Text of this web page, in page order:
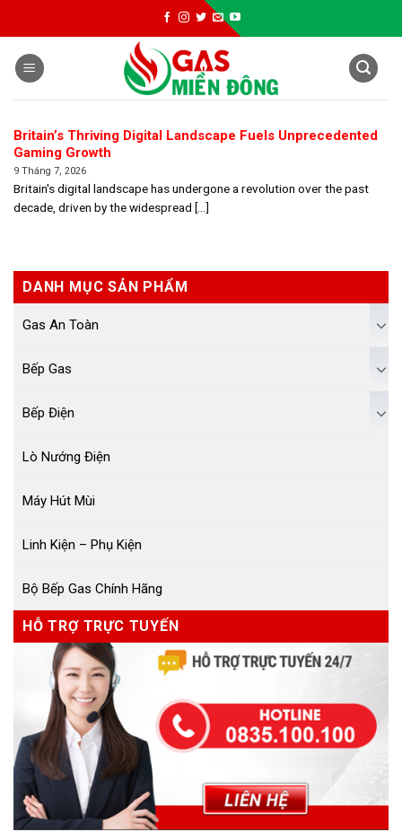
to
content
Britain’s Thriving Digital Landscape Fuels Unprecedented
Gaming Growth
9 Tháng 7, 2026
Britain's digital landscape has undergone a revolution over the past
decade, driven by the widespread [...]
DANH MỤC SẢN PHẨM
Gas An Toàn
Bếp Gas
Bếp Điện
Lò Nướng Điện
Máy Hút Mùi
Linh Kiện – Phụ Kiện
Bộ Bếp Gas Chính Hãng
HỖ TRỢ TRỰC TUYẾN